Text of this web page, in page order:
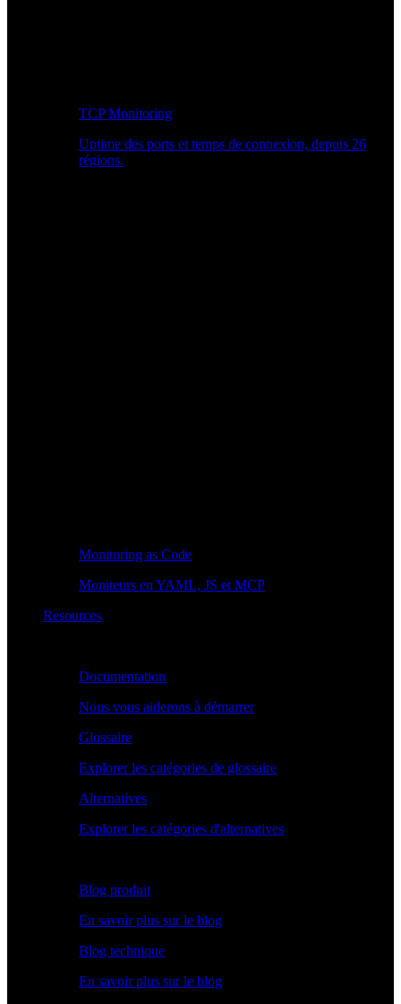
TCP Monitoring
Uptime des ports et temps de connexion, depuis 26
régions.
Monitoring as Code
Moniteurs en YAML, JS et MCP
Resources
Documentation
Nous vous aiderons à démarrer
Glossaire
Explorer les catégories de glossaire
Alternatives
Explorer les catégories d'alternatives
Blog produit
En savoir plus sur le blog
Blog technique
En savoir plus sur le blog